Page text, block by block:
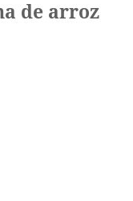
de arroz